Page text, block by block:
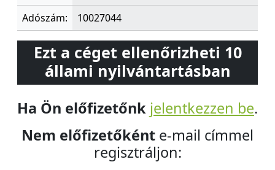
Adószám:
10027044
Ezt a céget ellenőrizheti 10
állami nyilvántartásban
Ha Ön előfizetőnk jelentkezzen be.
Nem előfizetőként e-mail címmel
regisztráljon: